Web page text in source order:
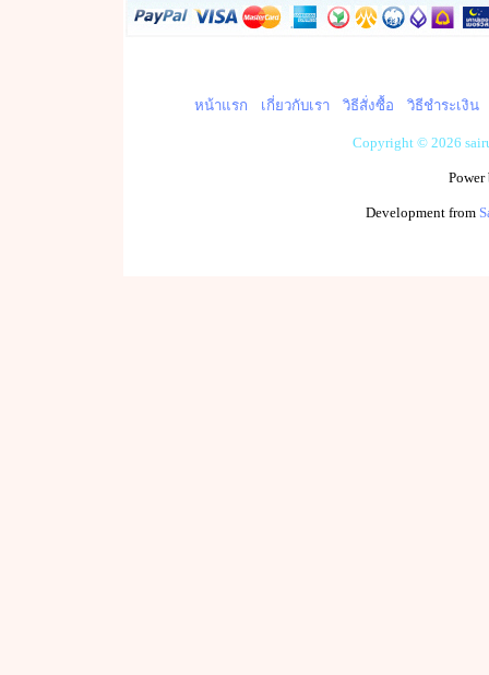
หน้าแรก เกี่ยวกับเรา วิธีสั่งซื้อ วิธีชำระเงิน
Copyright © 2026
Development from